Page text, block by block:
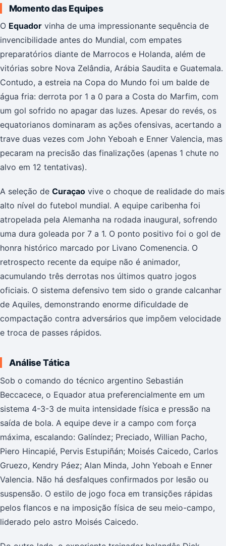
Momento das Equipes
O Equador vinha de uma impressionante sequência de
invencibilidade antes do Mundial, com empates
preparatórios diante de Marrocos e Holanda, além de
vitórias sobre Nova Zelândia, Arábia Saudita e Guatemala.
Contudo, a estreia na Copa do Mundo foi um balde de
água fria: derrota por 1 a 0 para a Costa do Marfim, com
um gol sofrido no apagar das luzes. Apesar do revés, os
equatorianos dominaram as ações ofensivas, acertando a
trave duas vezes com John Yeboah e Enner Valencia, mas
pecaram na precisão das finalizações (apenas 1 chute no
alvo em 12 tentativas).
A seleção de Curaçao vive o choque de realidade do mais
alto nível do futebol mundial. A equipe caribenha foi
atropelada pela Alemanha na rodada inaugural, sofrendo
uma dura goleada por 7 a 1. O ponto positivo foi o gol de
honra histórico marcado por Livano Comenencia. O
retrospecto recente da equipe não é animador,
acumulando três derrotas nos últimos quatro jogos
oficiais. O sistema defensivo tem sido o grande calcanhar
de Aquiles, demonstrando enorme dificuldade de
compactação contra adversários que impõem velocidade
e troca de passes rápidos.
Análise Tática
Sob o comando do técnico argentino Sebastián
Beccacece, o Equador atua preferencialmente em um
sistema 4-3-3 de muita intensidade física e pressão na
saída de bola. A equipe deve ir a campo com força
máxima, escalando: Galíndez; Preciado, Willian Pacho,
Piero Hincapié, Pervis Estupiñán; Moisés Caicedo, Carlos
Gruezo, Kendry Páez; Alan Minda, John Yeboah e Enner
Valencia. Não há desfalques confirmados por lesão ou
suspensão. O estilo de jogo foca em transições rápidas
pelos flancos e na imposição física de seu meio-campo,
liderado pelo astro Moisés Caicedo.